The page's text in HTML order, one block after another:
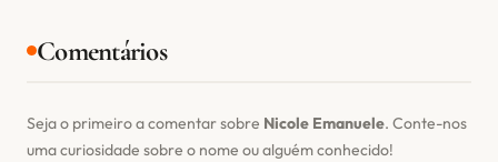
Comentários
Seja o primeiro a comentar sobre Nicole Emanuele. Conte-nos
uma curiosidade sobre o nome ou alguém conhecido!